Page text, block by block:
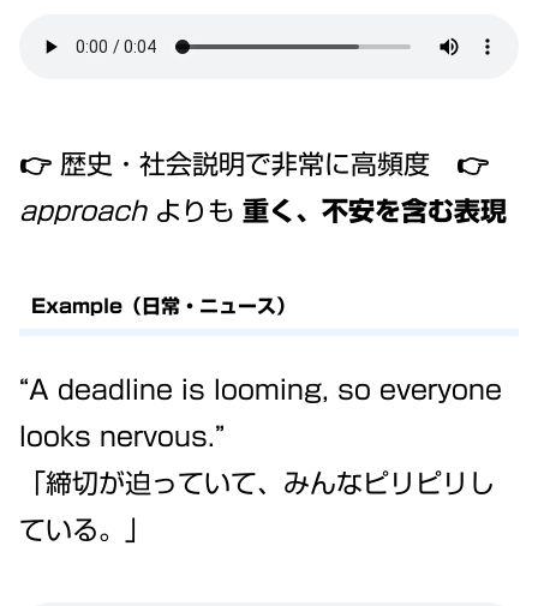
👉 歴史・社会説明で非常に高頻度 👉
approachよりも 重く、不安を含む表現
Example（日常・ニュース）
“A deadline is looming, so everyone
looks nervous.”
「締切が迫っていて、みんなピリピリし
ている。」